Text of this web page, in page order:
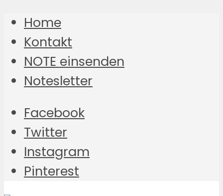
Home
Kontakt
NOTE einsenden
Notesletter
Facebook
Twitter
Instagram
Pinterest